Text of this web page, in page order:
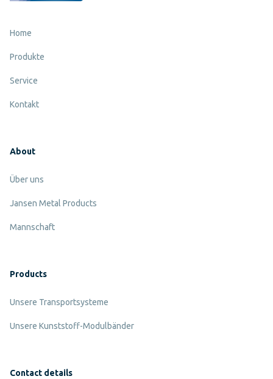
Home
Produkte
Service
Kontakt
About
Über uns
Jansen Metal Products
Mannschaft
Products
Unsere Transportsysteme
Unsere Kunststoff-Modulbänder
Contact details